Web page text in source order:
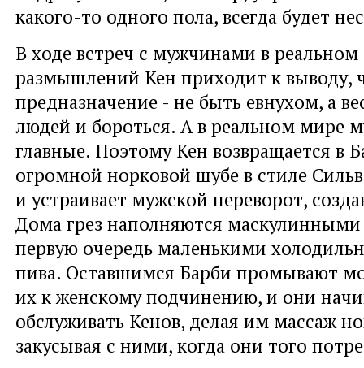
какого-то одного пола, всегда будет
В ходе встреч с мужчинами в
размышлений Кен приходит к выводу,
предназначение - не быть евнухом, а
людей и бороться. А в реальном мире
главные. Поэтому Кен возвращается в
огромной норковой шубе в стиле
и устраивает мужской переворот,
Дома грез наполняются
первую очередь маленькими
пива. Оставшимся Барби промывают
их к женскому подчинению, и они
обслуживать Кенов, делая им массаж
закусывая с ними, когда они того